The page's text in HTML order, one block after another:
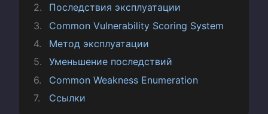
Последствия эксплуатации
Common Vulnerability Scoring System
Метод эксплуатации
Уменьшение последствий
Common Weakness Enumeration
Ссылки